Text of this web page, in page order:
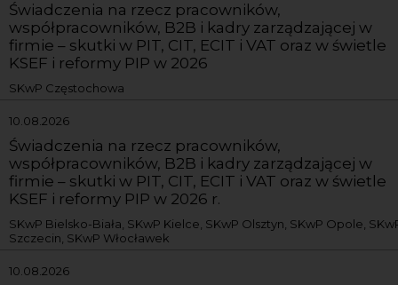
Świadczenia na rzecz pracowników,
współpracowników, B2B i kadry zarządzającej w
firmie – skutki w PIT, CIT, ECIT i VAT oraz w świetle
KSEF i reformy PIP w 2026
SKwP Częstochowa
10.08.2026
Świadczenia na rzecz pracowników,
współpracowników, B2B i kadry zarządzającej w
firmie – skutki w PIT, CIT, ECIT i VAT oraz w świetle
KSEF i reformy PIP w 2026 r.
SKwP Bielsko-Biała, SKwP Kielce, SKwP Olsztyn, SKwP Opole,
Szczecin, SKwP Włocławek
10.08.2026